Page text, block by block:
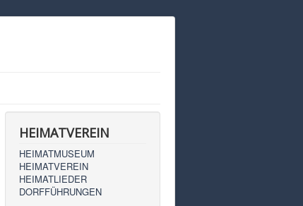
HEIMATVEREIN
HEIMATMUSEUM
HEIMATVEREIN
HEIMATLIEDER
DORFFÜHRUNGEN